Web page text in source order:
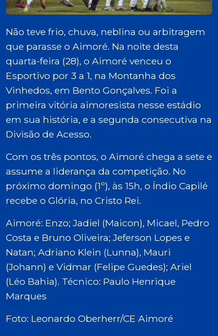
Não teve frio, chuva, neblina ou arbitragem
que parasse o Aimoré. Na noite desta
quarta-feira (28), o Aimoré venceu o
Esportivo por 3 a 1, na Montanha dos
Vinhedos, em Bento Gonçalves. Foi a
primeira vitória aimoresista nesse estádio
em sua história, e a segunda consecutiva na
Divisão de Acesso.
Com os três pontos, o Aimoré chega a sete e
assume a liderança da competição. No
próximo domingo (1º), às 15h, o Índio Capilé
recebe o Glória, no Cristo Rei.
Aimoré: Enzo; Jadiel (Maicon), Micael, Pedro
Costa e Bruno Oliveira; Jeferson Lopes e
Natan; Adriano Klein (Lunna), Mauri
(Johann) e Vidmar (Felipe Guedes); Ariel
(Léo Bahia). Técnico: Paulo Henrique
Marques
Foto: Leonardo Oberherr/CE Aimoré